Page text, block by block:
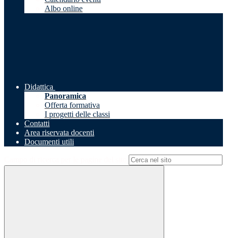
Albo online
Didattica
Panoramica
Offerta formativa
I progetti delle classi
Contatti
Area riservata docenti
Documenti utili